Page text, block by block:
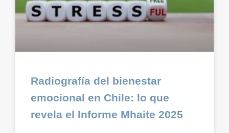
Radiografía del bienestar
emocional en Chile: lo que
revela el Informe Mhaite 2025